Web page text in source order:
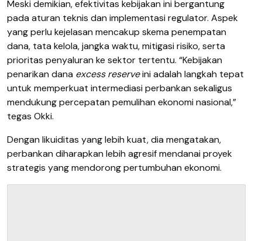
Meski demikian, efektivitas kebijakan ini bergantung
pada aturan teknis dan implementasi regulator. Aspek
yang perlu kejelasan mencakup skema penempatan
dana, tata kelola, jangka waktu, mitigasi risiko, serta
prioritas penyaluran ke sektor tertentu. “Kebijakan
penarikan dana excess reserveini adalah langkah tepat
untuk memperkuat intermediasi perbankan sekaligus
mendukung percepatan pemulihan ekonomi nasional,”
tegas Okki.
Dengan likuiditas yang lebih kuat, dia mengatakan,
perbankan diharapkan lebih agresif mendanai proyek
strategis yang mendorong pertumbuhan ekonomi.